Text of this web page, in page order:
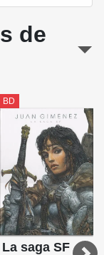
de
BD
La saga SF